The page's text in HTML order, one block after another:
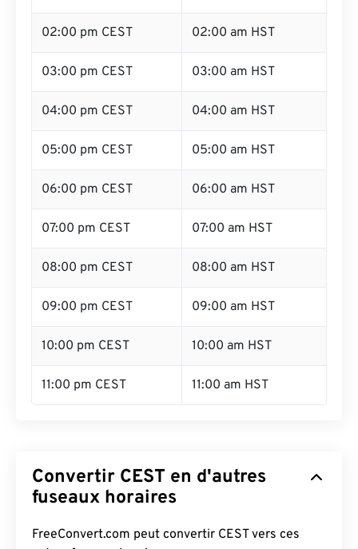
02:00 pm CEST 02:00 am HST
03:00 pm CEST 03:00 am HST
04:00 pm CEST 04:00 am HST
05:00 pm CEST 05:00 am HST
06:00 pm CEST 06:00 am HST
07:00 pm CEST 07:00 am HST
08:00 pm CEST 08:00 am HST
09:00 pm CEST 09:00 am HST
10:00 pm CEST 10:00 am HST
11:00 pm CEST 11:00 am HST
Convertir CEST en d'autres
fuseaux horaires
FreeConvert.com peut convertir CEST vers ces